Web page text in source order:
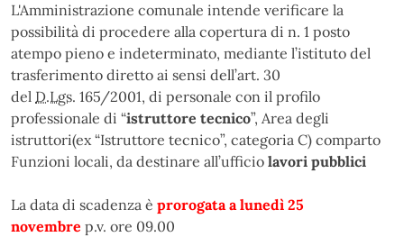
L'Amministrazione comunale intende verificare la
possibilità di procedere alla copertura di n. 1 posto
atempo pieno e indeterminato, mediante l’istituto del
trasferimento diretto ai sensi dell’art. 30
del D.Lgs. 165/2001, di personale con il profilo
professionale di “istruttore tecnico”, Area degli
istruttori(ex “Istruttore tecnico”, categoria C) comparto
Funzioni locali, da destinare all’ufficio lavori pubblici
La data di scadenza è prorogata a lunedì 25
novembre p.v. ore 09.00